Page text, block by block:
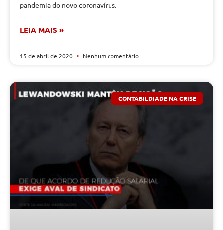
pandemia do novo coronavírus.
LEIA MAIS »
15 de abril de 2020 Nenhum comentário
CONTABILDIADE NA CRISE